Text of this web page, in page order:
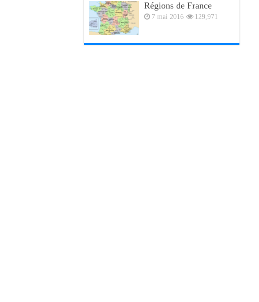
Régions de France
7 mai 2016 129,971